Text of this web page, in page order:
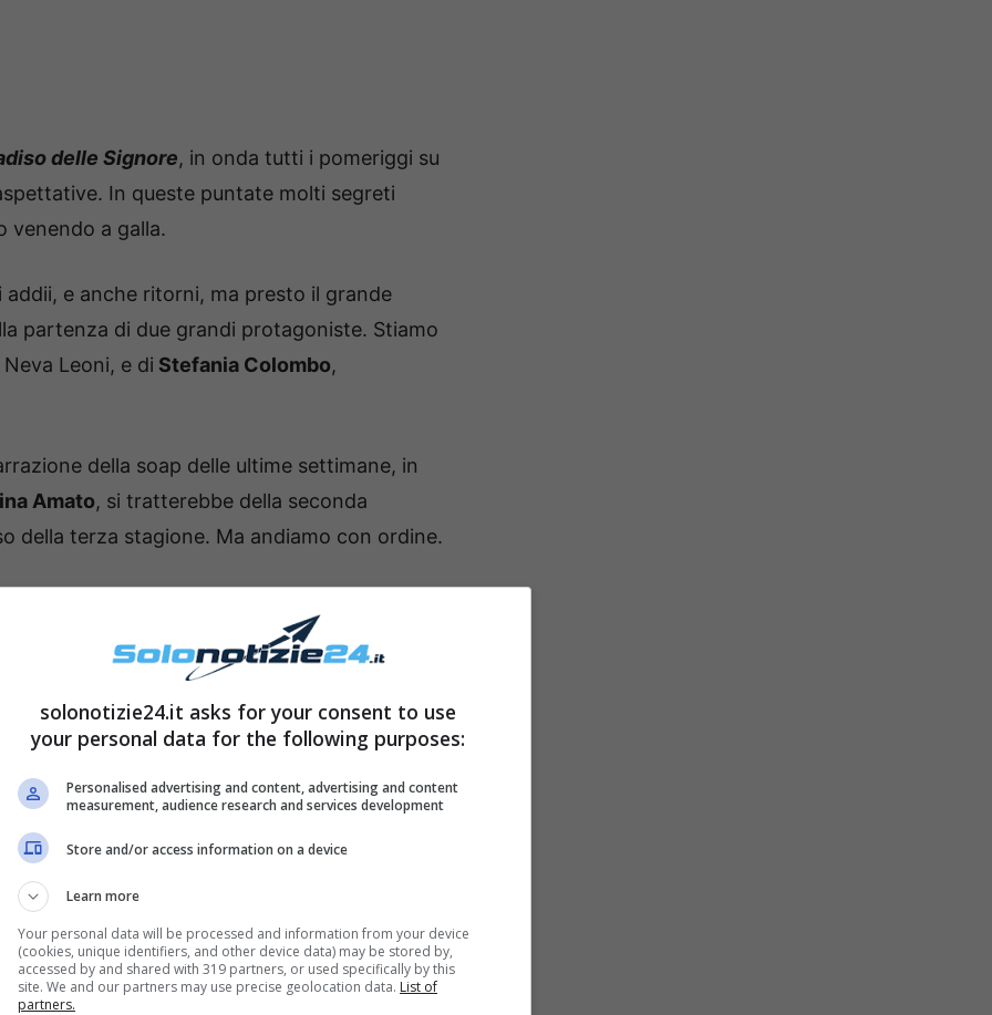
delle Signore, in onda tutti i pomeriggi su
In queste puntate molti segreti
venendo a galla.
e anche ritorni, ma presto il grande
partenza di due grandi protagoniste. Stiamo
Leoni, e di Stefania Colombo,
della soap delle ultime settimane, in
Amato, si tratterebbe della seconda
della terza stagione. Ma andiamo con ordine.
futuro di Tina Amato
diversi anni trascorsi a Londra con il suo
subito riavvicinata al patron del grande
solonotizie24.it asks for your consent to use
your personal data for the following purposes:
Personalised advertising and content, advertising and content
measurement, audience research and services development
Store and/or access information on a device
Learn more
Your personal data will be processed and information from your device
(cookies, unique identifiers, and other device data) may be stored by,
accessed by and shared with 319 partners, or used specifically by this
site. We and our partners may use precise geolocation data. List of
partners.